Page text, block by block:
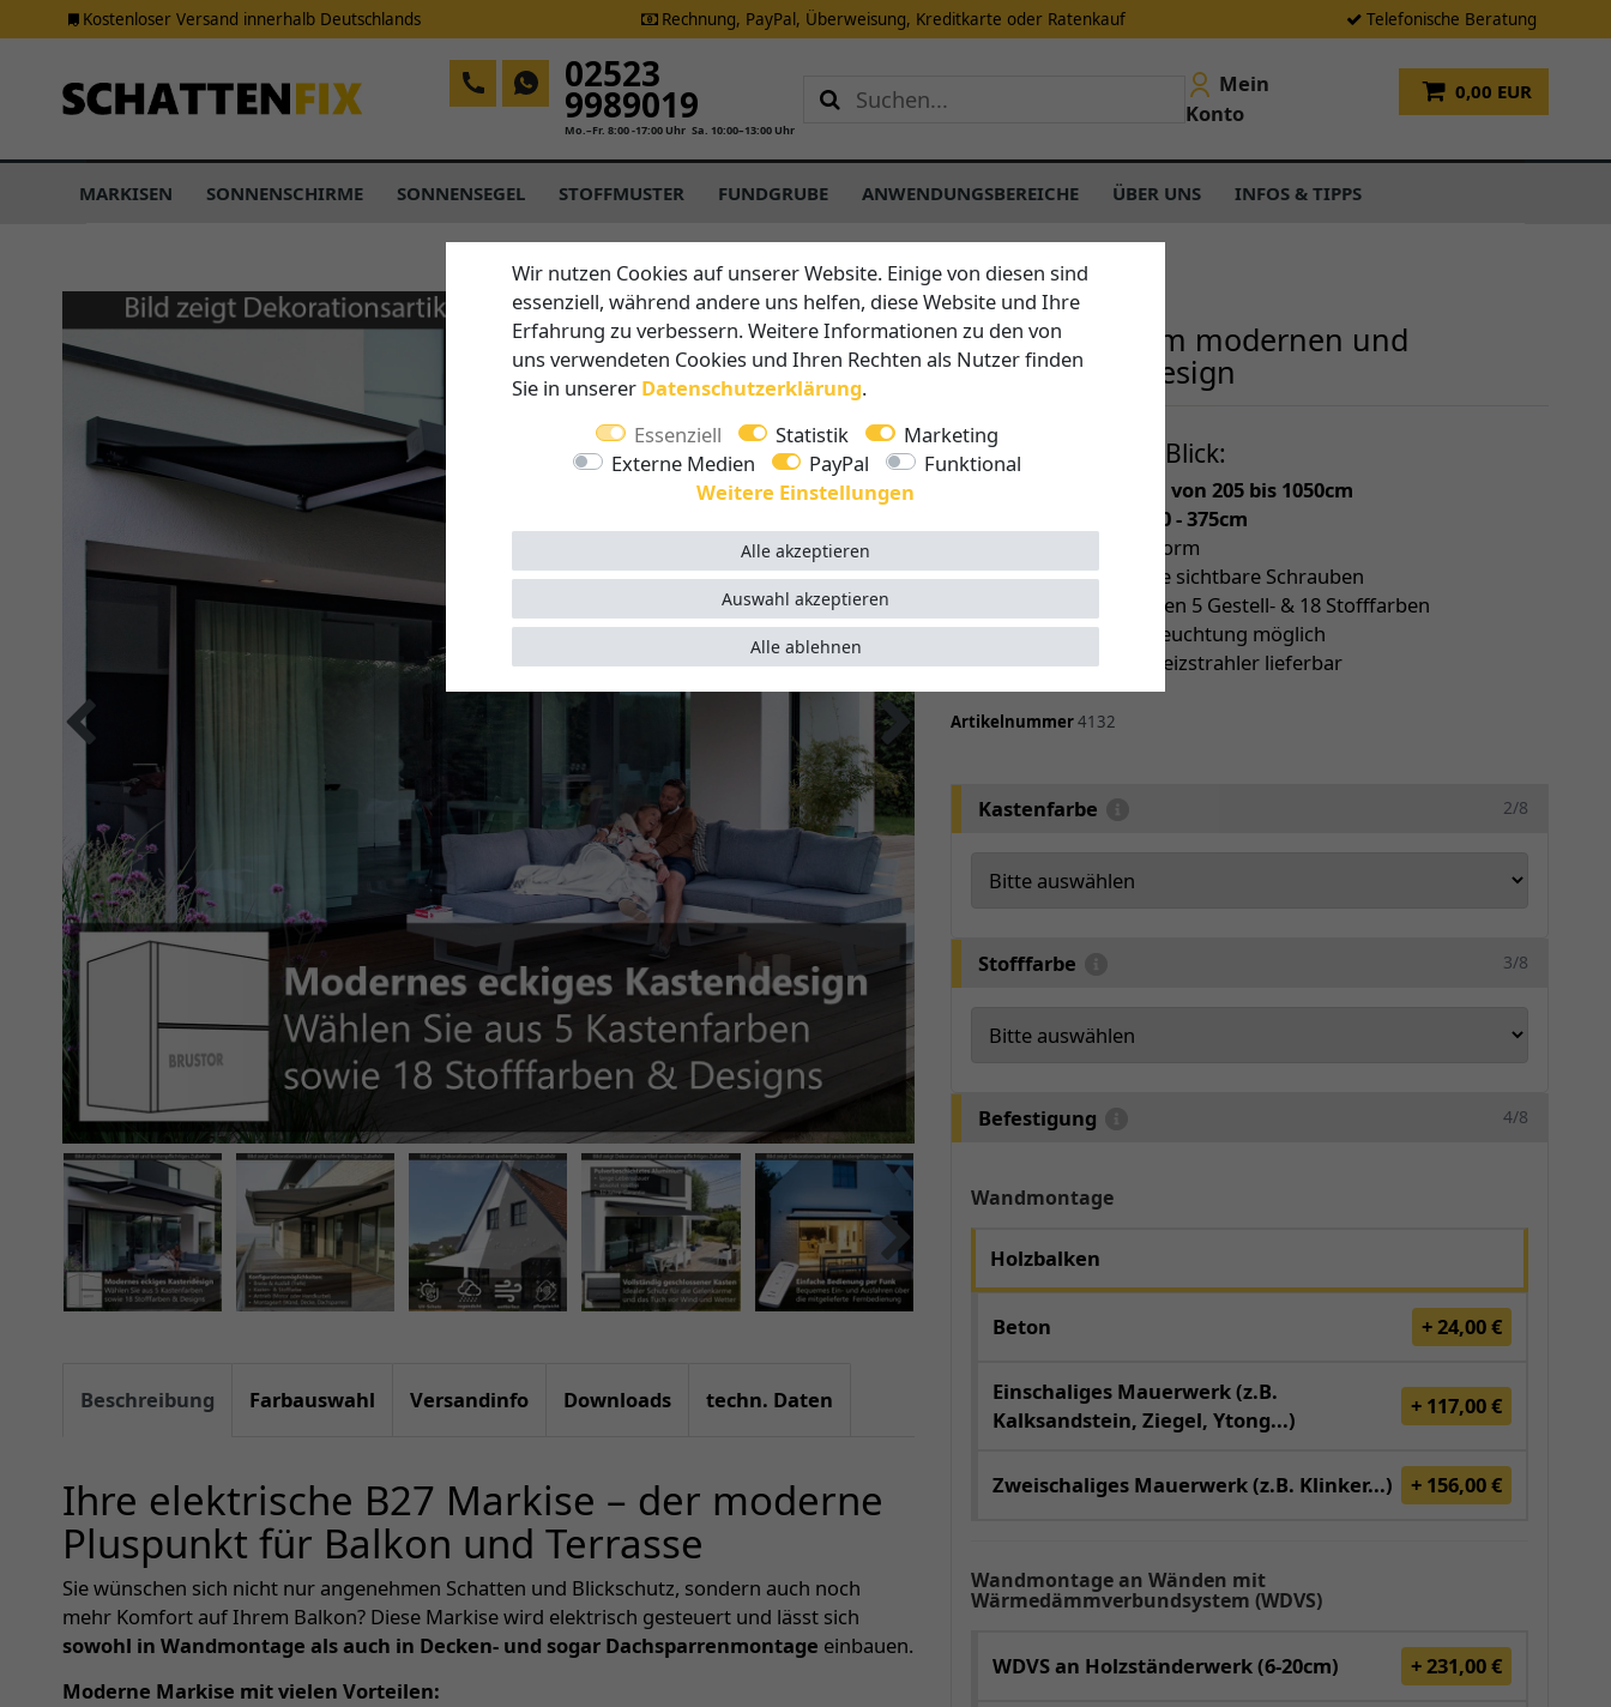
Kostenloser Versand innerhalb Deutschlands Rechnung, PayPal, Überweisung, Kreditkarte oder Ratenkauf Telefonische Beratung
0,00 EUR
02523
9989019
Mo.–Fr. 8:00 -17:00 Uhr Sa. 10:00–13:00 Uhr
Mein
Konto
MARKISEN SONNENSCHIRME SONNENSEGEL STOFFMUSTER FUNDGRUBE ANWENDUNGSBEREICHE ÜBER UNS INFOS & TIPPS
Beschreibung Farbauswahl Versandinfo Downloads techn. Daten
Ihre elektrische B27 Markise – der moderne
Pluspunkt für Balkon und Terrasse
Sie wünschen sich nicht nur angenehmen Schatten und Blickschutz, sondern auch noch
mehr Komfort auf Ihrem Balkon? Diese Markise wird elektrisch gesteuert und lässt sich
sowohl in Wandmontage als auch in Decken- und sogar Dachsparrenmontage einbauen.
Moderne Markise mit vielen Vorteilen:
Brustor
B27 - Markise im modernen und
geradlinigen Design
Vorteile auf einen Blick:
Breite individuell von 205 bis 1050cm
Ausfall (Tiefe) 150 - 375cm
moderne eckige Form
Seitenplatten ohne sichtbare Schrauben
Wählen Sie zwischen 5 Gestell- & 18 Stofffarben
optionale LED-Beleuchtung möglich
Auf Wunsch mit Heizstrahler lieferbar
Artikelnummer4132
Kastenfarbe 2/8
Stofffarbe 3/8
Befestigung 4/8
Wandmontage
Holzbalken
Beton + 24,00 €
Einschaliges Mauerwerk (z.B.
Kalksandstein, Ziegel, Ytong...)
+ 117,00 €
Zweischaliges Mauerwerk (z.B. Klinker...) + 156,00 €
Wandmontage an Wänden mit
Wärmedämmverbundsystem (WDVS)
WDVS an Holzständerwerk (6-20cm) + 231,00 €
Wir nutzen Cookies auf unserer Website. Einige von diesen sind
essenziell, während andere uns helfen, diese Website und Ihre
Erfahrung zu verbessern. Weitere Informationen zu den von
uns verwendeten Cookies und Ihren Rechten als Nutzer finden
Sie in unserer Daten­schutz­erklärung.
Essenziell
Statistik
Marketing
Externe Medien
PayPal
Funktional
Weitere Einstellungen
Alle akzeptieren
Alle ablehnen
Auswahl akzeptieren